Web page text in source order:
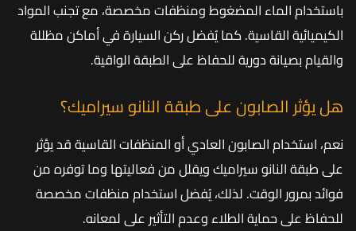
باستخدام الماء المضغوط ومنظفات مخصصة، مع تجنب المواد
الكيميائية القاسية. كما يُفضل ركن السيارة في أماكن مظللة
والقيام بصيانة دورية للحفاظ على الطبقة الواقية.
هل يؤثر الصابون على طبقة النانو سيراميك؟
نعم، استخدام الصابون العادي أو المنظفات القاسية قد يؤثر
على طبقة النانو سيراميك ويقلل من فعاليتها وما توفره من
فوائد بمرور الوقت. لذلك، يُفضل استخدام منظفات مخصصة
للحفاظ على حماية الطلاء وعدم التأثير على لمعانه.